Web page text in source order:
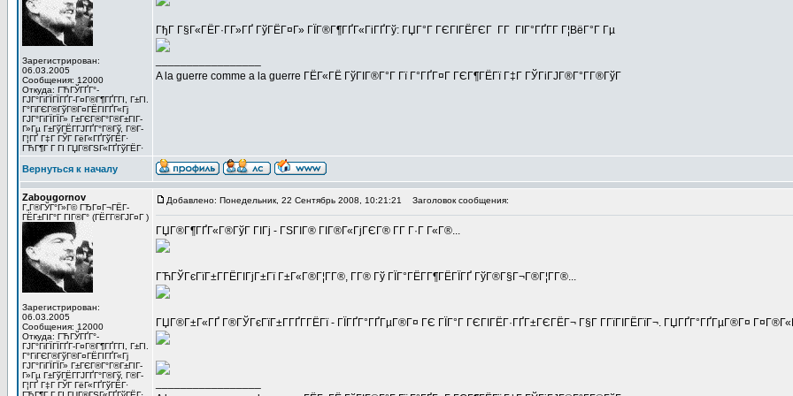
Зарегистрирован:
06.03.2005
Сообщения: 12000
Откуда: ГЋГЎГҐГ°-
ГЈГ°ГіГЇГЇГҐГ­-Г¤Г®Г¶ГҐГ­ГІ, Г±ГІ.
Г°ГіГЄГ®ГўГ®Г¤ГЁГІГҐГ«Гј
ГЈГ°ГіГЇГЇГ» Г±ГЄГ®Г°Г®Г±ГІГ­
Г»Гµ Г±ГўГЁГ­ГЈГҐГ°Г®Гў, Г®Г­
Г¦ГҐ Г‡Г ГЎГ ГёГ«ГҐГўГЁГ·
ГЋГ¶Г Г ГІ ГЏГ®ГЅГ«ГҐГўГЁГ·
ГђГ Г§Г«ГЁГ·Г­Г»ГҐ ГўГЁГ¤Г» ГЇГ®Г¶ГҐГ«ГіГҐГў: ГЏГ°Г ГЄГІГЁГЄГ Г­Г ГІГ°ГҐГ­Г Г¦ВёГ°Г Гµ
A la guerre comme a la guerre ГЁГ«ГЁ ГўГІГ®Г°Г Гї Г°ГҐГ¤Г ГЄГ¶ГЁГї Г‡Г ГЎГіГЈГ®Г°Г­Г®ГўГ
Вернуться к началу
Zabougornov
Г„Г®ГЎГ°Г»Г© ГЂГ¤Г¬ГЁГ­
ГЁГ±ГІГ°Г ГІГ®Г° (ГЁГ­Г®ГЈГ¤Г )
Зарегистрирован:
06.03.2005
Сообщения: 12000
Откуда: ГЋГЎГҐГ°-
ГЈГ°ГіГЇГЇГҐГ­-Г¤Г®Г¶ГҐГ­ГІ, Г±ГІ.
Г°ГіГЄГ®ГўГ®Г¤ГЁГІГҐГ«Гј
ГЈГ°ГіГЇГЇГ» Г±ГЄГ®Г°Г®Г±ГІГ­
Г»Гµ Г±ГўГЁГ­ГЈГҐГ°Г®Гў, Г®Г­
Г¦ГҐ Г‡Г ГЎГ ГёГ«ГҐГўГЁГ·
Добавлено: Понедельник, 22 Сентябрь 2008, 10:21:21 Заголовок сообщения:
ГЏГ®Г¶ГҐГ«Г®ГўГ ГІГј - ГЅГІГ® ГІГ®Г«ГјГЄГ® Г­Г Г·Г Г«Г®...
ГЋГЎГєГїГ±Г­ГЁГІГјГ±Гї Г±Г«Г®Г¦Г­Г®, Г­Г® Гў ГЇГ°ГЁГ­Г¶ГЁГЇГҐ ГўГ®Г§Г¬Г®Г¦Г­Г®...
ГЏГ®Г±Г«ГҐ Г®ГЎГєГїГ±Г­ГҐГ­ГЁГї - ГЇГҐГ°ГҐГµГ®Г¤ ГЄ ГЇГ°Г ГЄГІГЁГ·ГҐГ±ГЄГЁГ¬ Г§Г Г­ГїГІГЁГїГ¬. ГЏГҐГ°ГҐГµГ®Г¤